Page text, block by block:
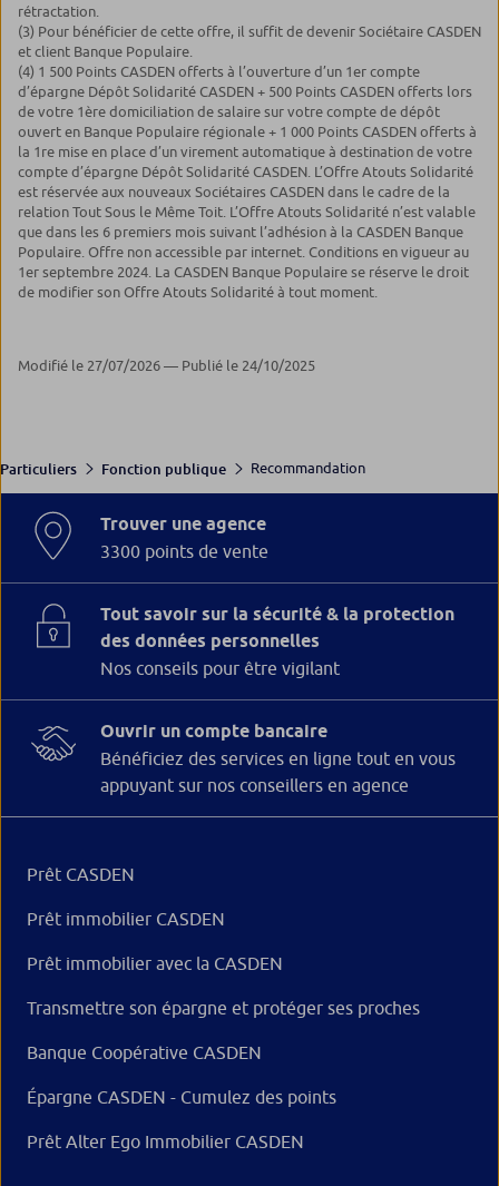
rétractation.
(3) Pour bénéficier de cette offre, il suffit de devenir Sociétaire CASDEN
et client Banque Populaire.
(4) 1 500 Points CASDEN offerts à l’ouverture d’un 1er compte
d’épargne Dépôt Solidarité CASDEN + 500 Points CASDEN offerts lors
de votre 1ère domiciliation de salaire sur votre compte de dépôt
ouverten Banque Populaire régionale+ 1 000 Points CASDEN offerts à
la 1re mise en place d’un virement automatique à destination de votre
compte d’épargne Dépôt Solidarité CASDEN. L’Offre Atouts Solidarité
est réservée aux nouveaux Sociétaires CASDEN dans le cadre de la
relation Tout Sous le Même Toit. L’Offre Atouts Solidarité n’est valable
que dans les 6 premiers mois suivant l’adhésion à la CASDEN Banque
Populaire. Offre non accessible par internet. Conditions en vigueur au
1er septembre 2024. La CASDEN Banque Populaire se réserve le droit
de modifier son Offre Atouts Solidarité à tout moment.
Modifié le 27/07/2026 — Publié le 24/10/2025
Particuliers Fonction publique Recommandation
Trouver une agence
3300 points de vente
Tout savoir sur la sécurité & la protection
des données personnelles
Nos conseils pour être vigilant
Ouvrir un compte bancaire
Bénéficiez des services en ligne tout en vous
appuyant sur nos conseillers en agence
Prêt CASDEN
Prêt immobilier CASDEN
Prêt immobilier avec la CASDEN
Transmettre son épargne et protéger ses proches
Banque Coopérative CASDEN
Épargne CASDEN - Cumulez des points
Prêt Alter Ego Immobilier CASDEN